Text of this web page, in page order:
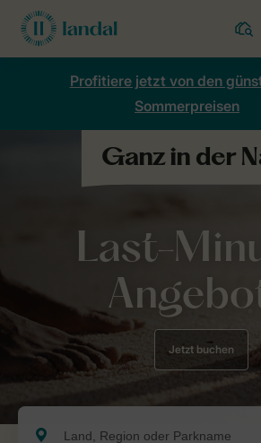
Profitiere jetzt von den
Sommerpreisen
Last-
Jetzt buchen